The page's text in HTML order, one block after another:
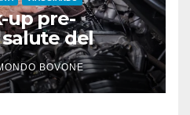
up pre-
del
soleBOVONE